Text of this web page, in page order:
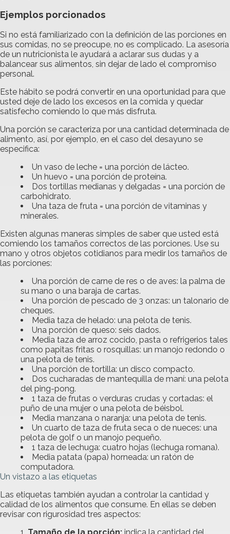
Ejemplos porcionados
Si no está familiarizado con la definición de las porciones en
sus comidas, no se preocupe, no es complicado. La asesoría
de un nutricionista le ayudará a aclarar sus dudas y a
balancear sus alimentos, sin dejar de lado el compromiso
personal.
Este hábito se podrá convertir en una oportunidad para que
usted deje de lado los excesos en la comida y quedar
satisfecho comiendo lo que más disfruta.
Una porción se caracteriza por una cantidad determinada de
alimento, así, por ejemplo, en el caso del desayuno se
especifica:
Un vaso de leche = una porción de lácteo.
Un huevo = una porción de proteína.
Dos tortillas medianas y delgadas = una porción de
carbohidrato.
Una taza de fruta = una porción de vitaminas y
minerales.
Existen algunas maneras simples de saber que usted está
comiendo los tamaños correctos de las porciones. Use su
mano y otros objetos cotidianos para medir los tamaños de
las porciones:
Una porción de carne de res o de aves: la palma de
su mano o una baraja de cartas.
Una porción de pescado de 3 onzas: un talonario de
cheques.
Media taza de helado: una pelota de tenis.
Una porción de queso: seis dados.
Media taza de arroz cocido, pasta o refrigerios tales
como papitas fritas o rosquillas: un manojo redondo o
una pelota de tenis.
Una porción de tortilla: un disco compacto.
Dos cucharadas de mantequilla de maní: una pelota
del ping-pong.
1 taza de frutas o verduras crudas y cortadas: el
puño de una mujer o una pelota de béisbol.
Media manzana o naranja: una pelota de tenis.
Un cuarto de taza de fruta seca o de nueces: una
pelota de golf o un manojo pequeño.
1 taza de lechuga: cuatro hojas (lechuga romana).
Media patata (papa) horneada: un ratón de
computadora.
Un vistazo a las etiquetas
Las etiquetas también ayudan a controlar la cantidad y
calidad de los alimentos que consume. En ellas se deben
revisar con rigurosidad tres aspectos:
Tamaño de la porción: indica la cantidad del